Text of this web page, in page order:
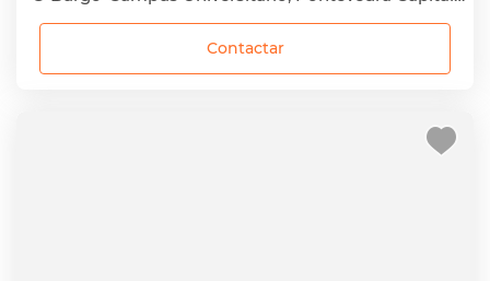
Contactar